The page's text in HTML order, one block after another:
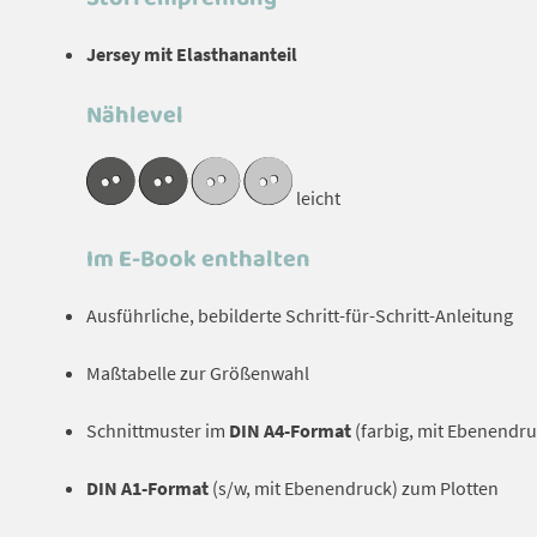
Jersey mit Elasthananteil
Nählevel
leicht
Im E-Book enthalten
Ausführliche, bebilderte Schritt-für-Schritt-Anleitung
Maßtabelle zur Größenwahl
Schnittmuster im DIN A4-Format(farbig, mit
DIN A1-Format(s/w, mit Ebenendruck) zum Plotten